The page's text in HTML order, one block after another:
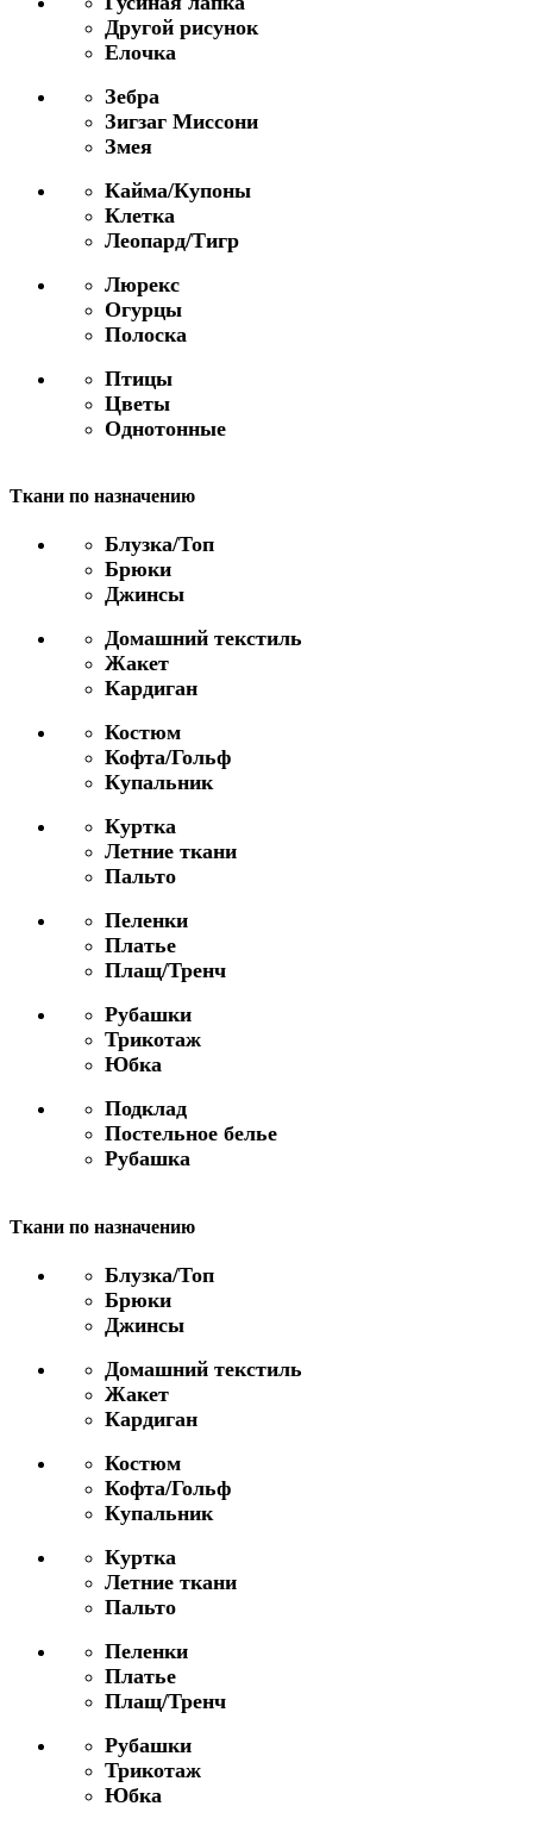
Другой рисунок
Елочка
Зебра
Зигзаг Миссони
Змея
Кайма/Купоны
Клетка
Леопард/Тигр
Люрекс
Огурцы
Полоска
Птицы
Цветы
Однотонные
Ткани по назначению
Блузка/Топ
Брюки
Джинсы
Домашний текстиль
Жакет
Кардиган
Костюм
Кофта/Гольф
Купальник
Куртка
Летние ткани
Пальто
Пеленки
Платье
Плащ/Тренч
Рубашки
Трикотаж
Юбка
Подклад
Постельное белье
Рубашка
Ткани по назначению
Блузка/Топ
Брюки
Джинсы
Домашний текстиль
Жакет
Кардиган
Костюм
Кофта/Гольф
Купальник
Куртка
Летние ткани
Пальто
Пеленки
Платье
Плащ/Тренч
Рубашки
Трикотаж
Юбка